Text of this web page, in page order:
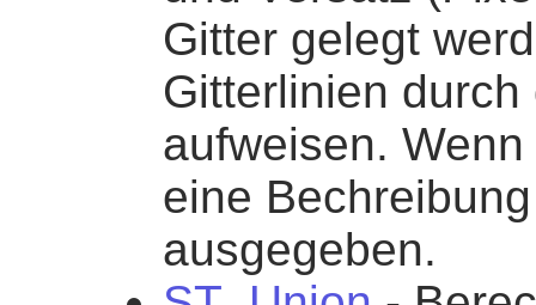
Gitter gelegt
Gitterlinien
aufweisen.
eine
ausgegeben.